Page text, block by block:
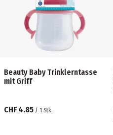
Beauty Baby Trinklerntasse
mit Griff
CHF 4.85 / 1 Stk.